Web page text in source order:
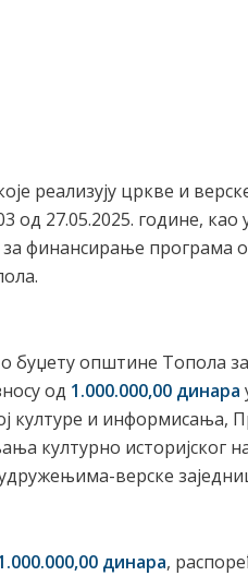
реализују цркве и
27.05.2025. године, као
финансирање програма
буџету општине Топола
од 1.000.000,00 динара
културе и информисања,
културно историјског
верске
динара,